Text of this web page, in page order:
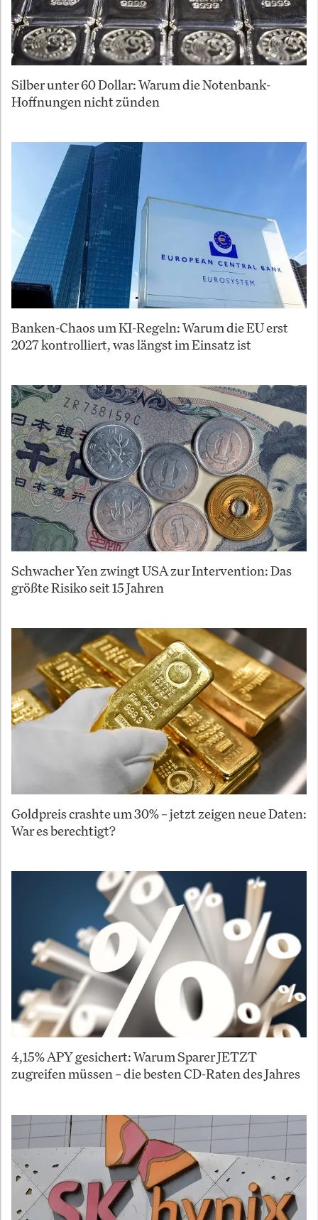
Silber unter 60 Dollar: Warum die Notenbank-
Hoffnungen nicht zünden
Banken-Chaos um KI-Regeln: Warum die EU erst
2027 kontrolliert, was längst im Einsatz ist
Schwacher Yen zwingt USA zur Intervention: Das
größte Risiko seit 15 Jahren
Goldpreis crashte um 30% – jetzt zeigen neue Daten:
War es berechtigt?
4,15% APY gesichert: Warum Sparer JETZT
zugreifen müssen – die besten CD-Raten des Jahres